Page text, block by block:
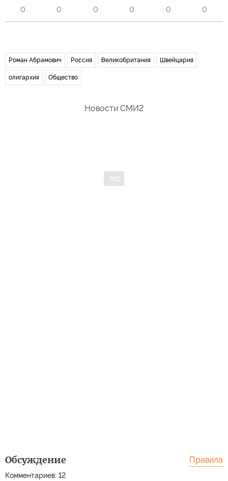
0 0 0 0 0 0
Роман Абрамович Россия Великобритания Швейцария
олигархия Общество
Новости СМИ2
Обсуждение
Комментариев: 12
Правила